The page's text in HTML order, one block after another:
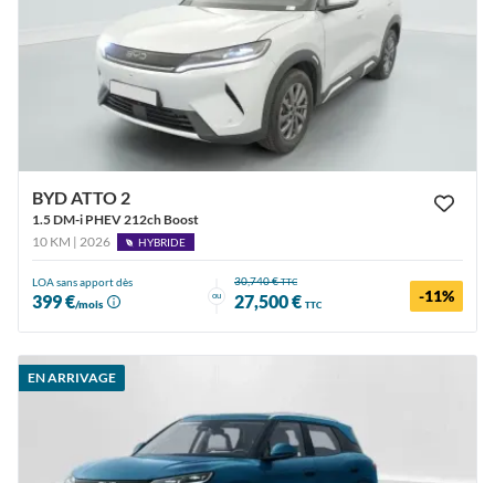
BYD ATTO 2
1.5 DM-i PHEV 212ch Boost
10 KM | 2026
HYBRIDE
LOA sans apport dès
399 €/mois
ou
30,740 €TTC
27,500 € TTC -11%
EN ARRIVAGE